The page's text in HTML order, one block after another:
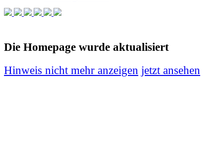
Die Homepage wurde aktualisiert
Hinweis nicht mehr anzeigen jetzt ansehen